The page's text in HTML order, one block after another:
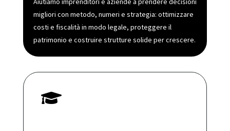
migliori con metodo, numeri e strategia: ottimizzare
costi e fiscalità in modo legale, proteggere il
patrimonio e costruire strutture solide per crescere.
